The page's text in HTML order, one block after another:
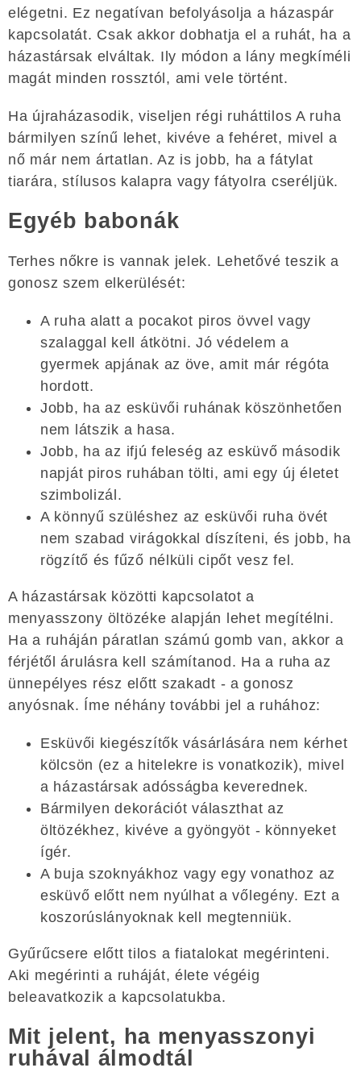
elégetni. Ez negatívan befolyásolja a házaspár
kapcsolatát. Csak akkor dobhatja el a ruhát, ha a
házastársak elváltak. Ily módon a lány megkíméli
magát minden rossztól, ami vele történt.
Ha újraházasodik, viseljen régi ruháttilos A ruha
bármilyen színű lehet, kivéve a fehéret, mivel a
nő már nem ártatlan. Az is jobb, ha a fátylat
tiarára, stílusos kalapra vagy fátyolra cseréljük.
Egyéb babonák
Terhes nőkre is vannak jelek. Lehetővé teszik a
gonosz szem elkerülését:
A ruha alatt a pocakot piros övvel vagy
szalaggal kell átkötni. Jó védelem a
gyermek apjának az öve, amit már régóta
hordott.
Jobb, ha az esküvői ruhának köszönhetően
nem látszik a hasa.
Jobb, ha az ifjú feleség az esküvő második
napját piros ruhában tölti, ami egy új életet
szimbolizál.
A könnyű szüléshez az esküvői ruha övét
nem szabad virágokkal díszíteni, és jobb, ha
rögzítő és fűző nélküli cipőt vesz fel.
A házastársak közötti kapcsolatot a
menyasszony öltözéke alapján lehet megítélni.
Ha a ruháján páratlan számú gomb van, akkor a
férjétől árulásra kell számítanod. Ha a ruha az
ünnepélyes rész előtt szakadt - a gonosz
anyósnak. Íme néhány további jel a ruhához:
Esküvői kiegészítők vásárlására nem kérhet
kölcsön (ez a hitelekre is vonatkozik), mivel
a házastársak adósságba keverednek.
Bármilyen dekorációt választhat az
öltözékhez, kivéve a gyöngyöt - könnyeket
ígér.
A buja szoknyákhoz vagy egy vonathoz az
esküvő előtt nem nyúlhat a vőlegény. Ezt a
koszorúslányoknak kell megtenniük.
Gyűrűcsere előtt tilos a fiatalokat megérinteni.
Aki megérinti a ruháját, élete végéig
beleavatkozik a kapcsolatukba.
Mit jelent, ha menyasszonyi
ruhával álmodtál